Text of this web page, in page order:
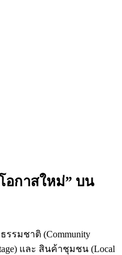
อกาสใหม่” บน
ธรรมชาติ (Community
และ สินค้าชุมชน (Local